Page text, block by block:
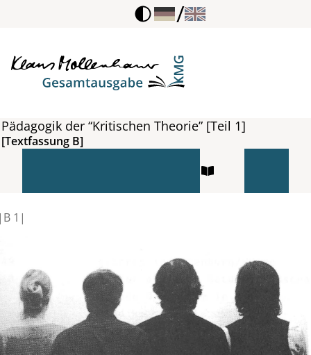
/
Pädagogik der “Kritischen Theorie” [Teil 1]
[Textfassung B]
B1|